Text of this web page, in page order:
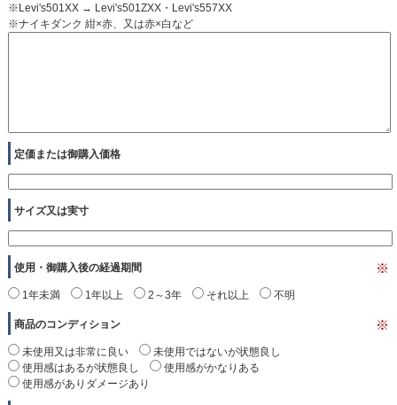
※Levi's501XX → Levi's501ZXX・Levi's557XX
※ナイキダンク 紺×赤、又は赤×白など
定価または御購入価格
サイズ又は実寸
使用・御購入後の経過期間 ※
1年未満 1年以上 2～3年 それ以上 不明
商品のコンディション ※
未使用又は非常に良い
未使用ではないが状態良し
使用感はあるが状態良し
使用感がかなりある
使用感がありダメージあり